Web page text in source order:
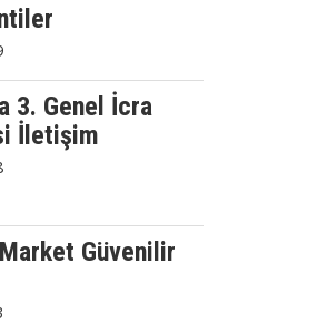
3. Genel İcra
İletişim
Güvenilir